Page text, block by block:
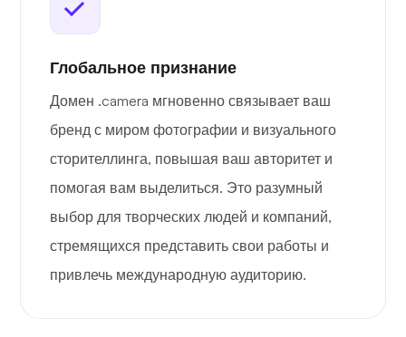
Глобальное признание
Домен .camera мгновенно связывает ваш
бренд с миром фотографии и визуального
сторителлинга, повышая ваш авторитет и
помогая вам выделиться. Это разумный
выбор для творческих людей и компаний,
стремящихся представить свои работы и
привлечь международную аудиторию.